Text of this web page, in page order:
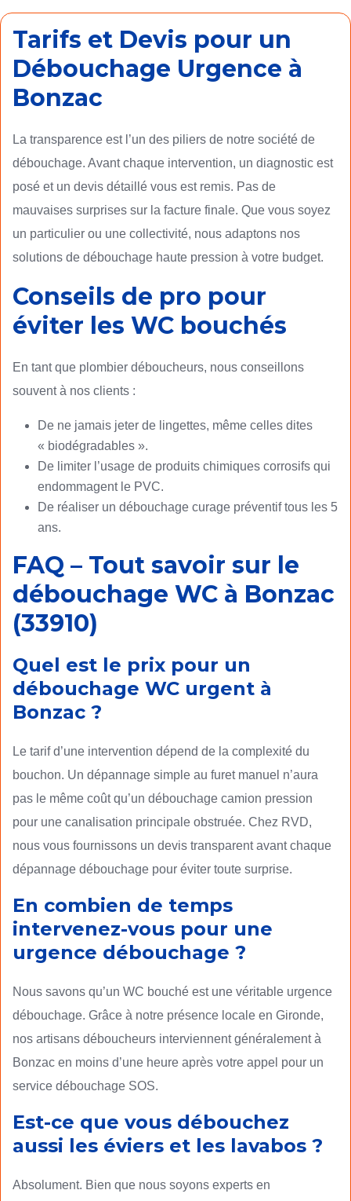
Tarifs et Devis pour un
Débouchage Urgence à
Bonzac
La transparence est l’un des piliers de notre société de
débouchage. Avant chaque intervention, un diagnostic est
posé et un devis détaillé vous est remis. Pas de
mauvaises surprises sur la facture finale. Que vous soyez
un particulier ou une collectivité, nous adaptons nos
solutions de débouchage haute pression à votre budget.
Conseils de pro pour
éviter les WC bouchés
En tant que plombier déboucheurs, nous conseillons
souvent à nos clients :
De ne jamais jeter de lingettes, même celles dites
« biodégradables ».
De limiter l’usage de produits chimiques corrosifs qui
endommagent le PVC.
De réaliser un débouchage curage préventif tous les 5
ans.
FAQ – Tout savoir sur le
débouchage WC à Bonzac
(33910)
Quel est le prix pour un
débouchage WC urgent à
Bonzac ?
Le tarif d’une intervention dépend de la complexité du
bouchon. Un dépannage simple au furet manuel n’aura
pas le même coût qu’un débouchage camion pression
pour une canalisation principale obstruée. Chez RVD,
nous vous fournissons un devis transparent avant chaque
dépannage débouchage pour éviter toute surprise.
En combien de temps
intervenez-vous pour une
urgence débouchage ?
Nous savons qu’un WC bouché est une véritable urgence
débouchage. Grâce à notre présence locale en Gironde,
nos artisans déboucheurs interviennent généralement à
Bonzac en moins d’une heure après votre appel pour un
service débouchage SOS.
Est-ce que vous débouchez
aussi les éviers et les lavabos ?
Absolument. Bien que nous soyons experts en